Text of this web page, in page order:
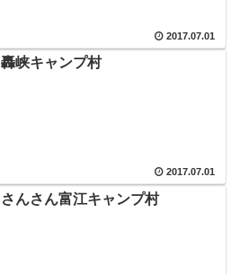
2017.07.01
轟峡キャンプ村
2017.07.01
さんさん富江キャンプ村